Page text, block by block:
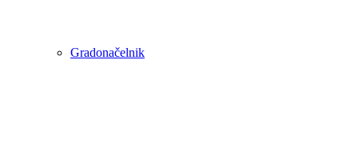
Gradonačelnik